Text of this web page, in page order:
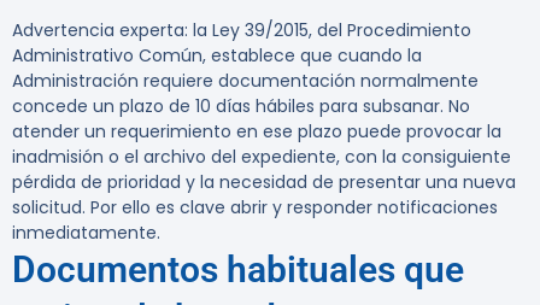
Advertencia experta: la Ley 39/2015, del Procedimiento
Administrativo Común, establece que cuando la
Administración requiere documentación normalmente
concede un plazo de 10 días hábiles para subsanar. No
atender un requerimiento en ese plazo puede provocar la
inadmisión o el archivo del expediente, con la consiguiente
pérdida de prioridad y la necesidad de presentar una nueva
solicitud. Por ello es clave abrir y responder notificaciones
inmediatamente.
Documentos habituales que